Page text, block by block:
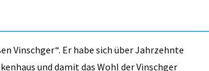
Vinschger“. Er habe sich über Jahrzehnte
und damit das Wohl der Vinschger